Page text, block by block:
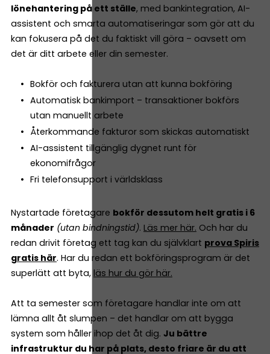
lönehantering på ett ställe, med bankintegration, AI-
assistent och smarta automatiseringar som gör att du
kan fokusera på det du faktiskt vill göra – oavsett om
det är ditt arbete eller din semester.
Bokför och fakturera utan att kunna bokföring
Automatisk bankimport – transaktioner bokförs
utan manuellt arbete
Återkommande fakturor som skickas automatiskt
AI-assistent tillgänglig dygnet runt för
ekonomifrågor
Fri telefonsupport i världsklass
Nystartade företagare bokför dessutom helt gratis i 6
månader (utan bindningstid). Läs mer här. Och har du
redan drivit företag ett tag kan du självklart prova Spiris
gratis här. Har du redan ett bokföringsprogram är det
superlätt att byta, läs hur du gör här.
Att ta semester som företagare handlar inte om att
lämna allt åt slumpen – det handlar om att bygga
system som håller ihop det åt dig. Ju bättre
infrastruktur du har på plats, desto friare är du att